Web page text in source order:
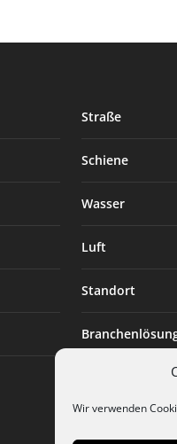
Wir verwenden
Straße
Schiene
Wasser
Luft
Standort